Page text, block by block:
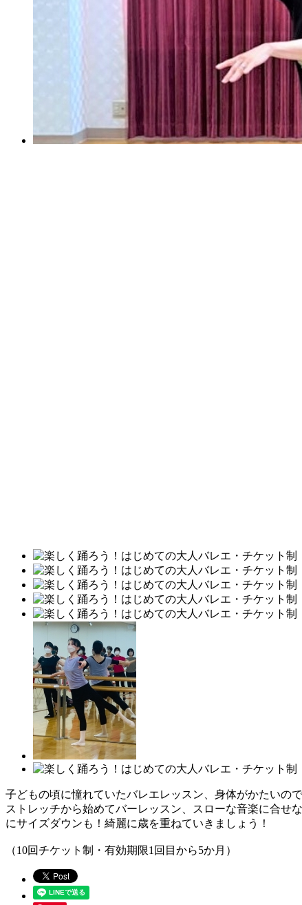
子どもの頃に憧れていたバレエレッスン、身体がかたいの
ストレッチから始めてバーレッスン、スローな音楽に合せ
にサイズダウンも！綺麗に歳を重ねていきましょう！
（10回チケット制・有効期限1回目から5か月）